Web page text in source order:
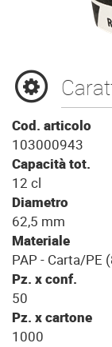
Cod. articolo
103000943
Capacità tot.
12 cl
Diametro
62,5 mm
Materiale
PAP - Carta/PE
Pz. x conf.
50
Pz. x cartone
1000